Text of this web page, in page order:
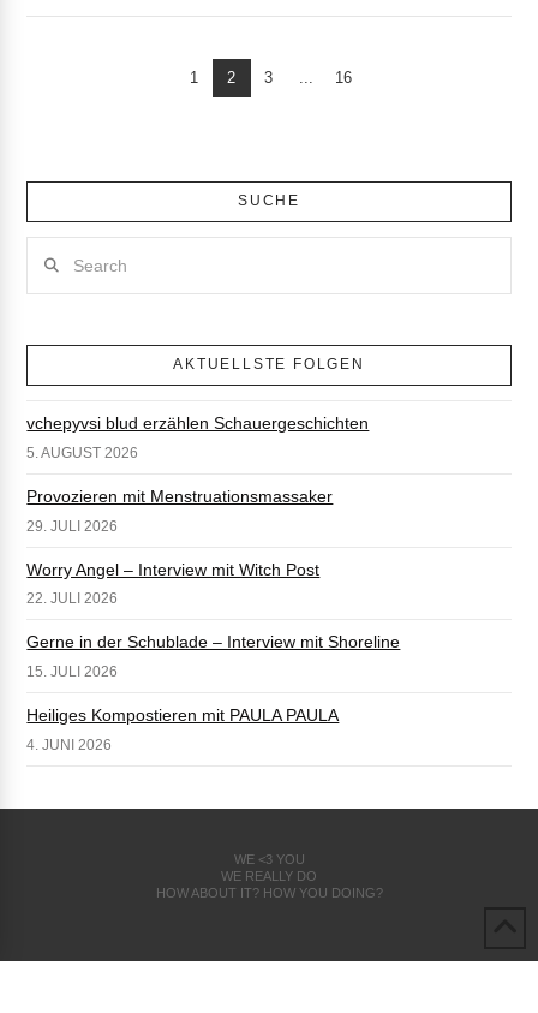
1 2 3 ... 16
SUCHE
AKTUELLSTE FOLGEN
vchepyvsi blud erzählen Schauergeschichten
5. AUGUST 2026
Provozieren mit Menstruationsmassaker
29. JULI 2026
Worry Angel – Interview mit Witch Post
22. JULI 2026
Gerne in der Schublade – Interview mit Shoreline
15. JULI 2026
Heiliges Kompostieren mit PAULA PAULA
4. JUNI 2026
WE <3 YOU
WE REALLY DO
HOW ABOUT IT? HOW YOU DOING?